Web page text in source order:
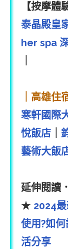
【按摩體
泰晶殿皇
her spa
｜高雄住
寒軒國際
悅飯店
藝術大飯
延伸閱讀
★ 2024
使用?如
活分享